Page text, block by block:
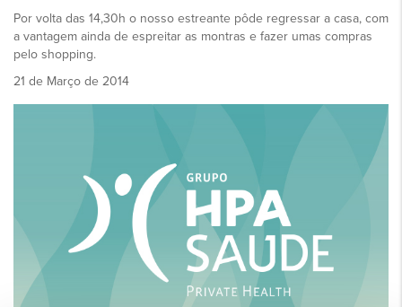
Por volta das 14,30h o nosso estreante pôde regressar a casa, com
a vantagem ainda de espreitar as montras e fazer umas compras
pelo shopping.
21 de Março de 2014